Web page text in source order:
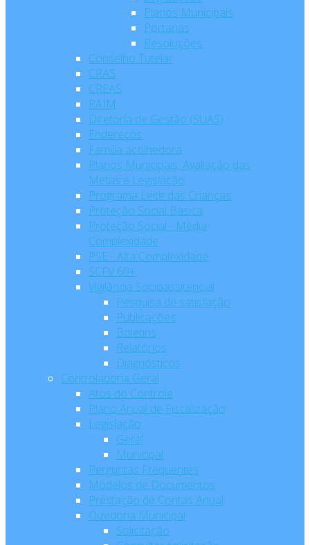
Planos Municipais
Portarias
Resoluções
Conselho Tutelar
CRAS
CREAS
PAIM
Diretoria de Gestão (SUAS)
Endereços
Família acolhedora
Planos Municipais, Avaliação das
Metas e Legislação
Programa Leite das Crianças
Proteção Social Básica
Proteção Social - Média
Complexidade
PSE - Alta Complexidade
SCFV 60+
Vigilância Socioassitencial
Pesquisa de satisfação
Publicações
Boletins
Relatórios
Diagnósticos
Controladoria Geral
Atos do Controle
Plano Anual de Fiscalização
Legislação
Geral
Municipal
Perguntas Frequentes
Modelos de Documentos
Prestação de Contas Anual
Ouvidoria Municipal
Solicitação